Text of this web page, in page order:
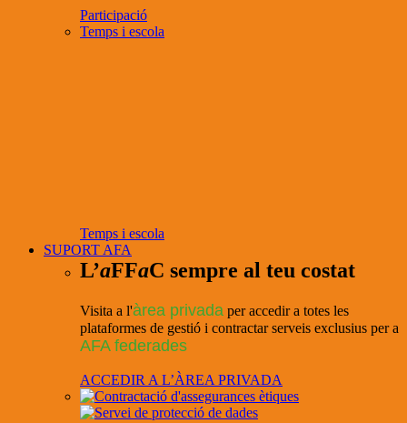
Participació
Temps i escola
Temps i escola
SUPORT AFA
L’aFFaC sempre al teu costat
Visita a l'àrea privada per accedir a totes les
plataformes de gestió i contractar serveis exclusius per a
AFA federades
ACCEDIR A L’ÀREA PRIVADA